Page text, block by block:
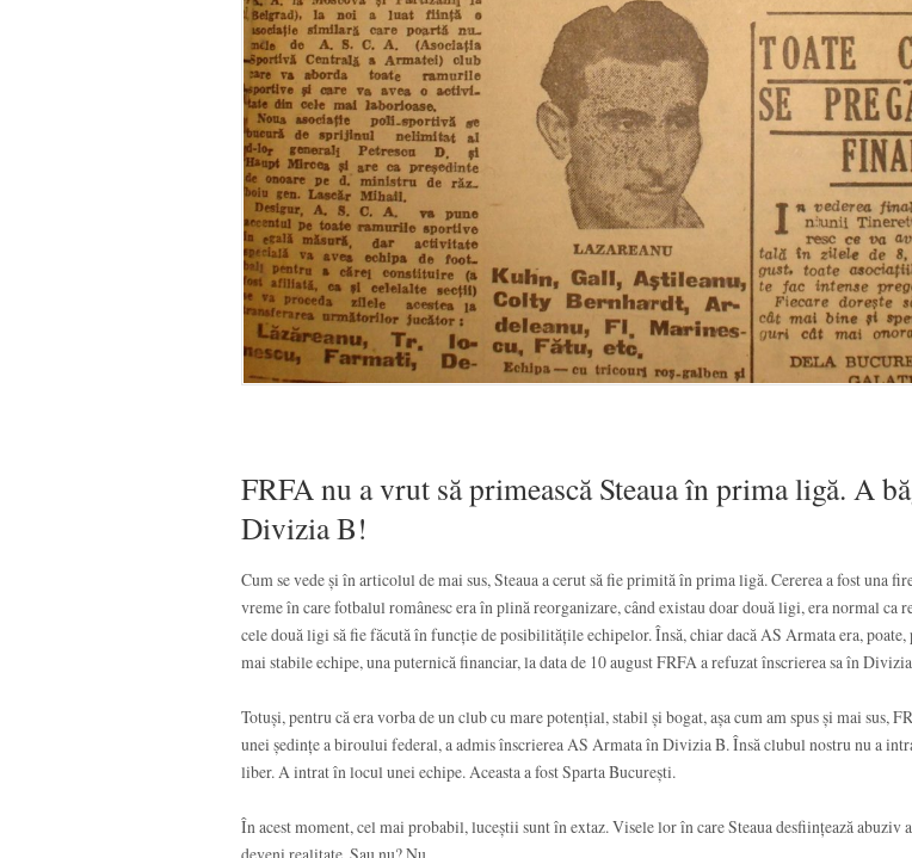
FRFA nu a vrut să primească Steaua în prima ligă. A
Divizia B!
Cum se vede și în articolul de mai sus, Steaua a cerut să fie primită în prima ligă. Cererea a fost una
vreme în care fotbalul românesc era în plină reorganizare, când existau doar două ligi, era normal ca
cele două ligi să fie făcută în funcție de posibilitățile echipelor. Însă, chiar dacă AS Armata era,
mai stabile echipe, una puternică financiar, la data de 10 august FRFA a refuzat înscrierea sa în
Totuși, pentru că era vorba de un club cu mare potențial, stabil și bogat, așa cum am spus și mai sus,
unei ședințe a biroului federal, a admis înscrierea AS Armata în Divizia B. Însă clubul nostru nu a
liber. A intrat în locul unei echipe. Aceasta a fost Sparta București.
În acest moment, cel mai probabil, luceștii sunt în extaz. Visele lor în care Steaua desființează abuziv